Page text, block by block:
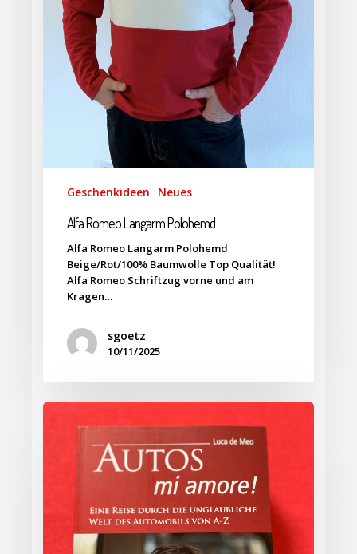
Geschenkideen Neues
Alfa Romeo Langarm Polohemd
Alfa Romeo Langarm Polohemd
Beige/Rot/100% Baumwolle Top Qualität!
Alfa Romeo Schriftzug vorne und am
Kragen…
sgoetz
10/11/2025